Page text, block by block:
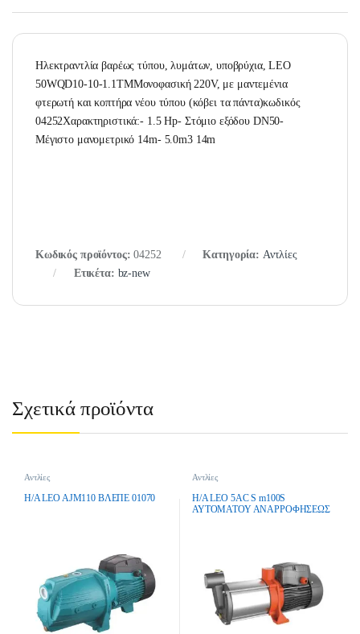
Ηλεκτραντλία βαρέως τύπου, λυμάτων, υποβρύχια, LEO
50WQD10-10-1.1TMΜονοφασική 220V, με μαντεμένια
φτερωτή και κοπτήρα νέου τύπου (κόβει τα πάντα)κωδικός
04252Χαρακτηριστικά:- 1.5 Hp- Στόμιο εξόδου DN50-
Μέγιστο μανομετρικό 14m- 5.0m3 14m
Κωδικός προϊόντος:04252 Κατηγορία: Αντλίες
Ετικέτα: bz-new
Σχετικά προϊόντα
Αντλίες
H/A LEO AJM110 ΒΛΕΠΕ 01070
Αντλίες
H/A LEO 5AC S m100S
ΑΥΤΟΜΑΤΟΥ ΑΝΑΡΡΟΦΗΣΕΩΣ